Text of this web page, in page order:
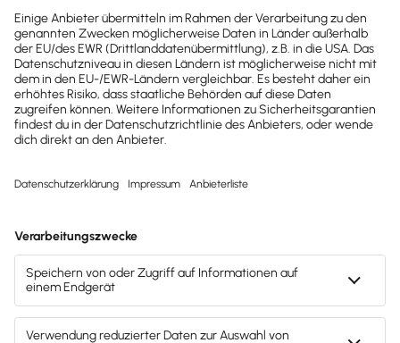
Testsieger Testsieger
2022
Testsieger
2025